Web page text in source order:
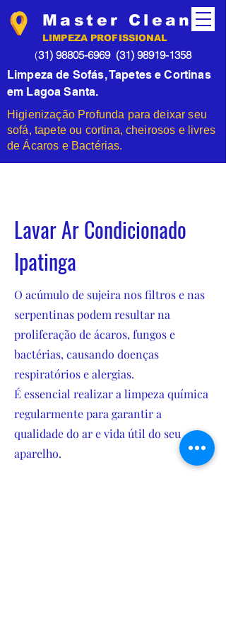
Master Clean
(31) 98805-6969 (31) 98919-1358
LIMPEZA PROFISSIONAL
Limpeza de Sofás, Tapetes e Cortinas
em Lagoa Santa.
Higienização Profunda para deixar seu
sofá, tapete ou cortina, cheirosos e livres
de Ácaros e Bactérias.
Lavar Ar Condicionado
Ipatinga
O acúmulo de sujeira nos filtros e nas
serpentinas podem resultar na
proliferação de ácaros, fungos e
bactérias, causando doenças
respiratórios e alergias.
É essencial realizar a limpeza química
regularmente para garantir a
qualidade do ar e vida útil do seu
aparelho.